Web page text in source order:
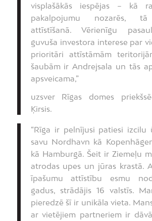
visplašākās iespējas – kā
pakalpojumu nozarēs, tā
attīstīšanā. Vērienīgu
guvuša investora interese par
prioritāri attīstāmām
šaubām ir Andrejsala un tās
apsveicama,”
uzsver Rīgas domes
Ķirsis.
“Rīga ir pelnījusi patiesi izcilu
savu Nordhavn kā
kā Hamburgā. Šeit ir Ziemeļu
atrodas upes un jūras krastā.
īpašumu attīstību esmu
gadus, strādājis 16 valstīs.
pieredzē šī ir unikāla vieta.
ar vietējiem partneriem ir